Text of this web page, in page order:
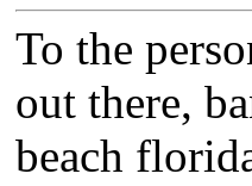
To the
out there,
beach